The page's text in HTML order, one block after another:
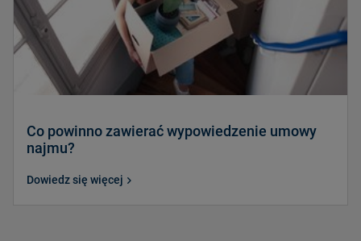
Co powinno zawierać wypowiedzenie umowy
najmu?
Dowiedz się więcej